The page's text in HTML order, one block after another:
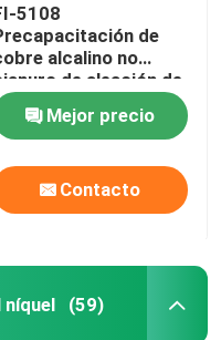
5108
de
alcalino no
de aleación de
Mejor precio
Contacto
(59)